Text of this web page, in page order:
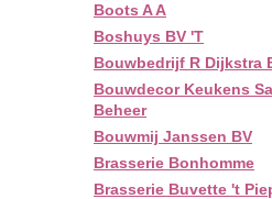
Boots A A
Boshuys BV 'T
Bouwbedrijf R Dijkstra
Bouwdecor Keukens
Beheer
Bouwmij Janssen BV
Brasserie Bonhomme
Brasserie Buvette 't